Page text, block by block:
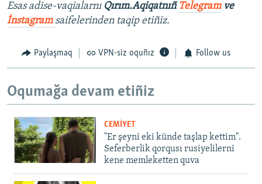
Esas adise-vaqialarnı Qırım.Aqiqatnıñ Telegramve
İnstagram saifelerinden taqip etiñiz.
Paylaşmaq VPN-siz oquñız Follow us
Oqumağa devam etiñiz
CEMİYET
"Er şeyni eki künde taşlap kettim".
Seferberlik qorqusı rusiyelilerni
kene memleketten quva